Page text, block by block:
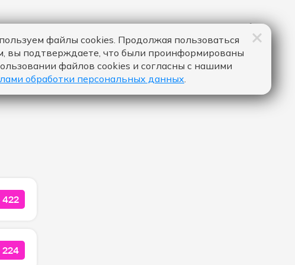
КОЛИЧЕСТВО ЛАЙКОВ ЗА "МОИ МУЧЕНИЯ - NEMIGA":
422
КОЛИЧЕСТВО ЛАЙКОВ ЗА "ALL I KNOW - RUDIMENTAL &
224
файлы cookies. Продолжая пользоваться
вы подтверждаете, что были проинформированы
файлов cookies и согласны с нашими
обработки персональных данных.